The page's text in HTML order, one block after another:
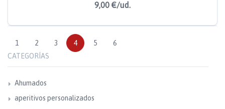
9,00 €/ud.
1 2 3 4 5
6
CATEGORÍAS
Ahumados
aperitivos personalizados